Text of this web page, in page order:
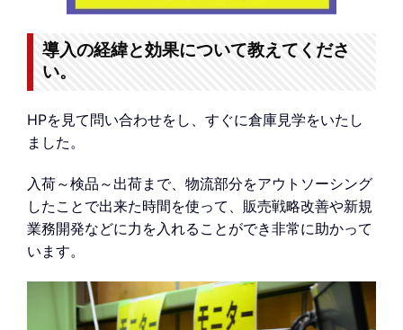
導入の経緯と効果について教えてくださ
い。
HPを見て問い合わせをし、すぐに倉庫見学をいたし
ました。
入荷～検品～出荷まで、物流部分をアウトソーシング
したことで出来た時間を使って、販売戦略改善や新規
業務開発などに力を入れることができ非常に助かって
います。